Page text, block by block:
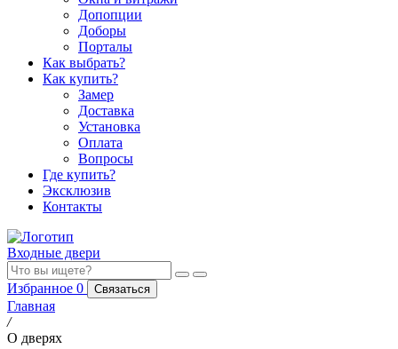
Допопции
Доборы
Порталы
Как выбрать?
Как купить?
Замер
Доставка
Установка
Оплата
Вопросы
Где купить?
Эксклюзив
Контакты
Входные двери
Избранное 0 Связаться
Главная
/
О дверях